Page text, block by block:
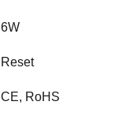
6W
Reset
CE, RoHS